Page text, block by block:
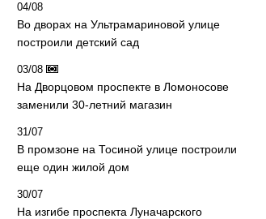
04/08
Во дворах на Ультрамариновой улице
построили детский сад
03/08
На Дворцовом проспекте в Ломоносове
заменили 30-летний магазин
31/07
В промзоне на Тосиной улице построили
еще один жилой дом
30/07
На изгибе проспекта Луначарского